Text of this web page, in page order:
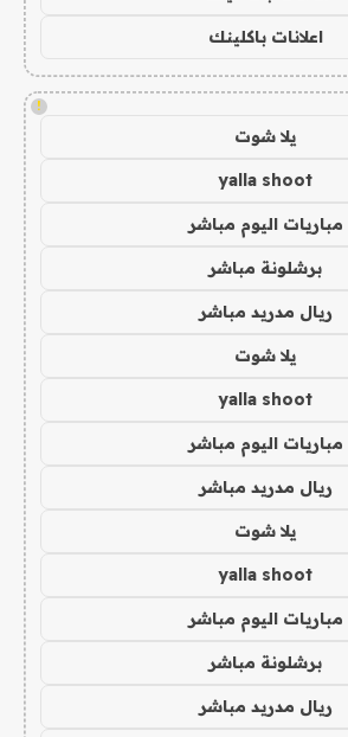
اعلانات باكلينك
!
يلا شوت
yalla shoot
مباريات اليوم مباشر
برشلونة مباشر
ريال مدريد مباشر
يلا شوت
yalla shoot
مباريات اليوم مباشر
ريال مدريد مباشر
يلا شوت
yalla shoot
مباريات اليوم مباشر
برشلونة مباشر
ريال مدريد مباشر